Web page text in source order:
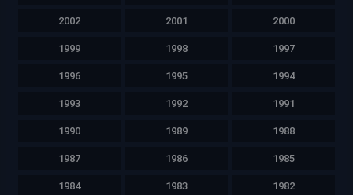
2002 2001 2000
1999 1998 1997
1996 1995 1994
1993 1992 1991
1990 1989 1988
1987 1986 1985
1984 1983 1982